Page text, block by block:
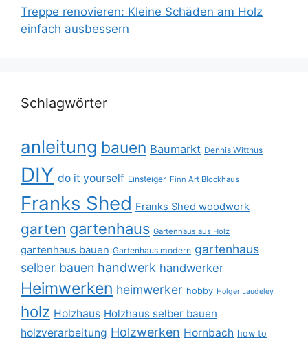
Treppe renovieren: Kleine Schäden am Holz
einfach ausbessern
Schlagwörter
anleitung bauen Baumarkt Dennis Witthus
DIY do it yourself Einsteiger Finn Art Blockhaus
Franks Shed Franks Shed woodwork
garten gartenhaus Gartenhaus aus Holz
gartenhaus bauen Gartenhaus modern gartenhaus
selber bauen handwerk handwerker
Heimwerken heimwerker hobby Holger Laudeley
holz Holzhaus Holzhaus selber bauen
holzverarbeitung Holzwerken Hornbach how to